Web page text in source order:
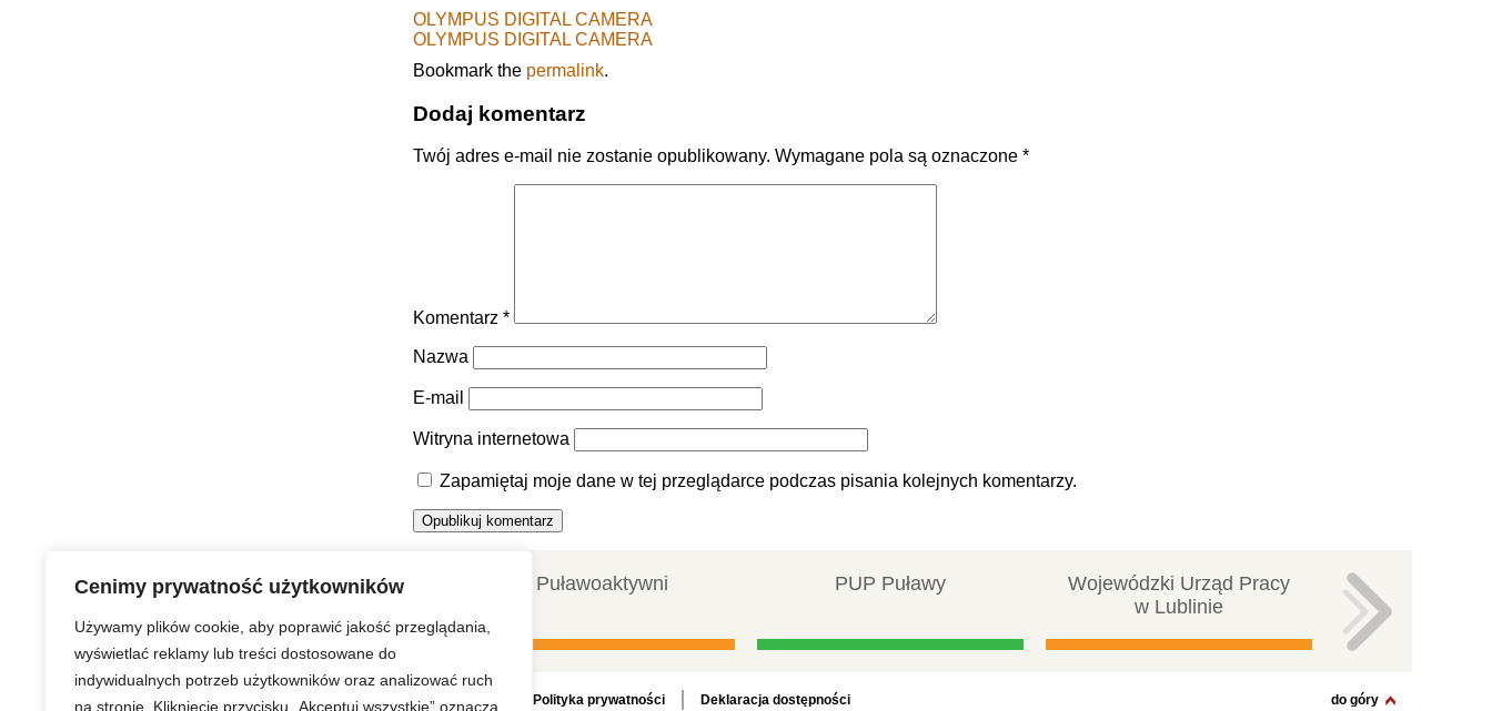
Cenimy prywatność użytkowników
Używamy plików cookie, aby poprawić jakość przeglądania,
wyświetlać reklamy lub treści dostosowane do
indywidualnych potrzeb użytkowników oraz analizować ruch
na stronie. Kliknięcie przycisku „Akceptuj wszystkie” oznacza
OLYMPUS DIGITAL CAMERA
OLYMPUS DIGITAL CAMERA
Bookmark the permalink.
Dodaj komentarz
Twój adres e-mail nie zostanie opublikowany. Wymagane pola są oznaczone *
Komentarz *
Nazwa
E-mail
Witryna internetowa
Zapamiętaj moje dane w tej przeglądarce podczas pisania kolejnych komentarzy.
Urząd Miasta Puławy Puławoaktywni PUP Puławy
Wojewódzki Urząd Pracy
w Lublinie
Strona główna Prawa autorskie Redakcja serwisu Polityka prywatności Deklaracja dostępności do góry